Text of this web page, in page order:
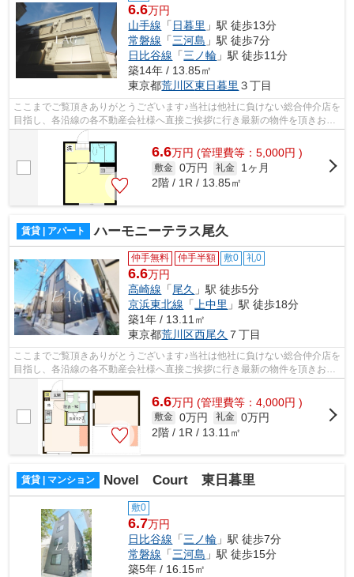
6.6万円
山手線 「 日暮里 」駅 徒歩13分
常磐線 「三河島 」駅 徒歩7分
日比谷線 「三ノ輪 」駅 徒歩11分
築14年 / 13.85㎡
東京都荒川区東日暮里 ３丁目
ここまでご覧頂きありがとうございます♪当社は他社に負けない総合仲介店を
目指し、各沿線の各不動産会社様へ直接ご挨拶に行き最新の物件を頂きお客
様へ提供しております！最新の情報は...
6.6万円 (管理費等：5,000円 )
敷金 0万円 礼金
1ヶ月
2階 / 1R / 13.85㎡
賃貸 | アパート ハーモニーテラス尾久
仲手無料 仲手半額 敷0 礼0
6.6万円
高崎線 「尾久 」駅 徒歩5分
京浜東北線 「上中里 」駅 徒歩18分
築1年 / 13.11㎡
東京都荒川区西尾久 ７丁目
ここまでご覧頂きありがとうございます♪当社は他社に負けない総合仲介店を
目指し、各沿線の各不動産会社様へ直接ご挨拶に行き最新の物件を頂きお客
様へ提供しております！最新の情報は...
6.6万円 (管理費等：4,000円 )
敷金 0万円 礼金 0万円
2階 / 1R / 13.11㎡
賃貸 | マンション Novel Court 東日暮里
敷0
6.7万円
日比谷線 「三ノ輪 」駅 徒歩7分
常磐線 「三河島 」駅 徒歩15分
築5年 / 16.15㎡